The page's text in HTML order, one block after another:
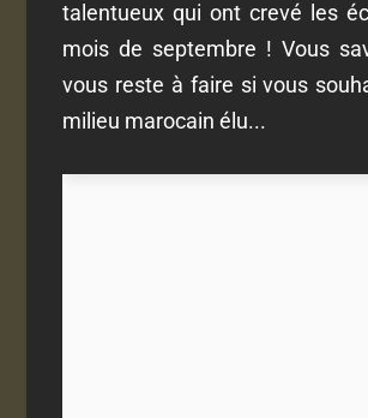
talentueux qui ont crevé les
mois de septembre ! Vous
vous reste à faire si vous
milieu marocain élu...